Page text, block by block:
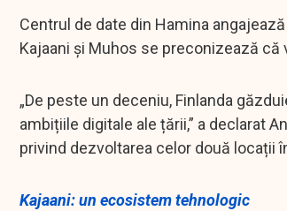
Centrul de date din Hamina
Kajaani și Muhos se preconizează
„De peste un deceniu, Finlanda
ambițiile digitale ale țării,” a declarat
privind dezvoltarea celor două locații
Kajaani: un ecosistem tehnologic